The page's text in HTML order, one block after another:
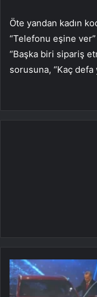
Öte yandan kadın
“Telefonu eşine
“Başka biri sipariş
sorusuna, “Kaç defa